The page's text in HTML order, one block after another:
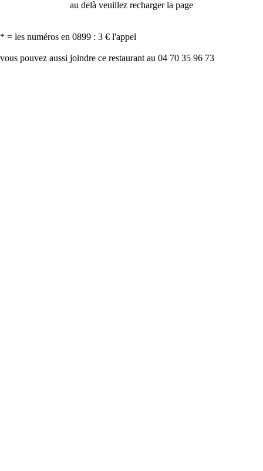
au delà veuillez recharger la page
* = les numéros en 0899 : 3 € l'appel
vous pouvez aussi joindre ce restaurant au 04 70 35 96 73